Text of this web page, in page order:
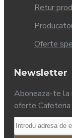
Retur
Oferte
Newsletter
Aboneaza-te la
oferte Cafeteria